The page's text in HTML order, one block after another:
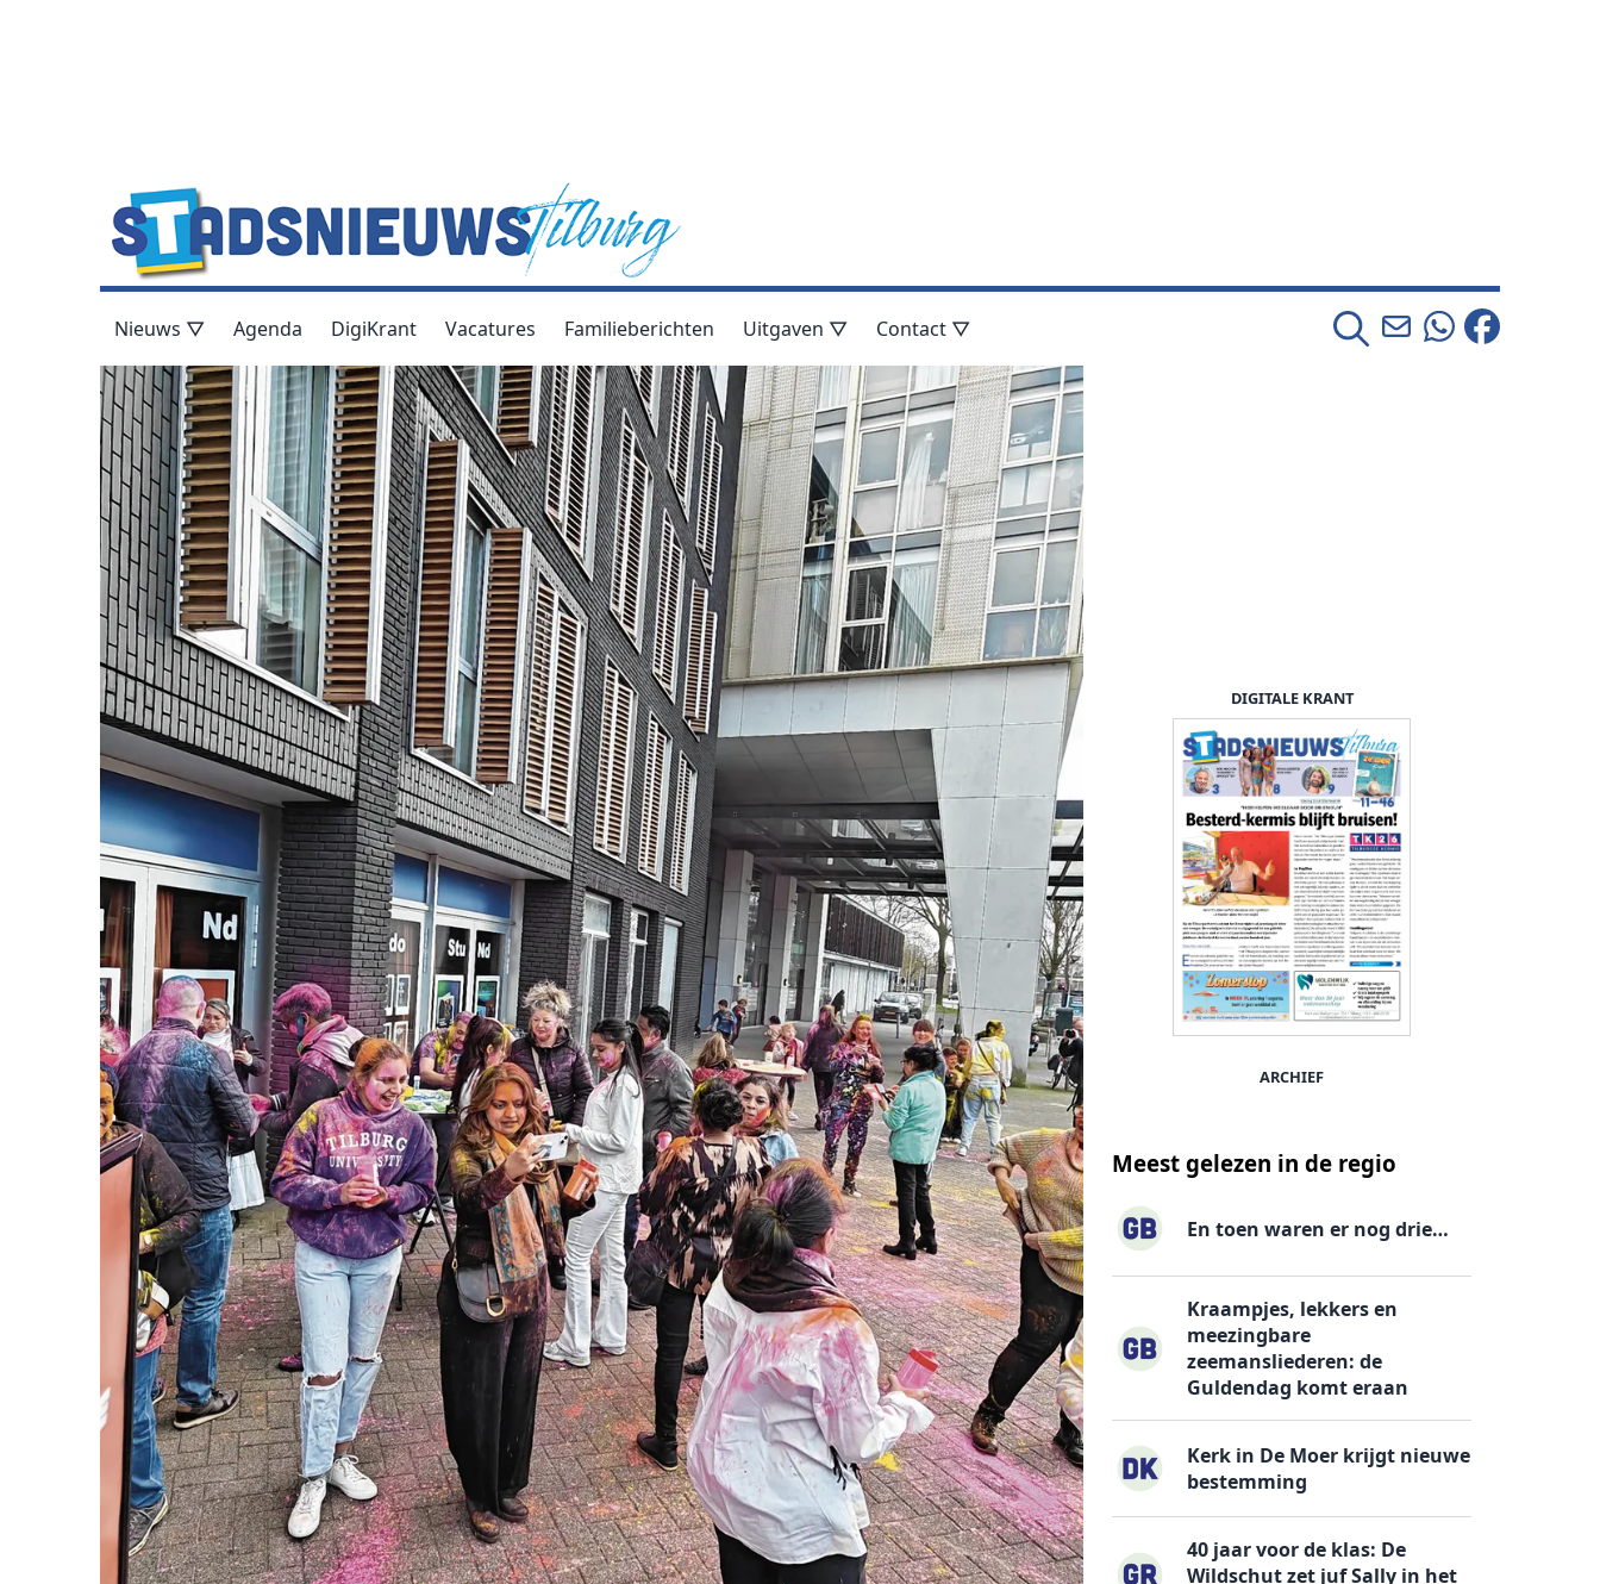
Nieuws ▽ Agenda DigiKrant Vacatures Familieberichten Uitgaven ▽ Contact ▽
DIGITALE KRANT
ARCHIEF
Meest gelezen in de regio
En toen waren er nog drie…
Kraampjes, lekkers en
meezingbare
zeemansliederen: de
Guldendag komt eraan
Kerk in De Moer krijgt nieuwe
bestemming
40 jaar voor de klas: De
Wildschut zet juf Sally in het